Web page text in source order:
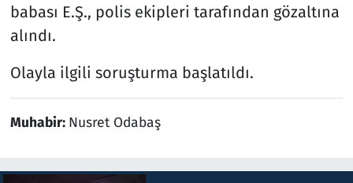
babası E.Ş., polis ekipleri tarafından gözaltına
alındı.
Olayla ilgili soruşturma başlatıldı.
Muhabir: Nusret Odabaş